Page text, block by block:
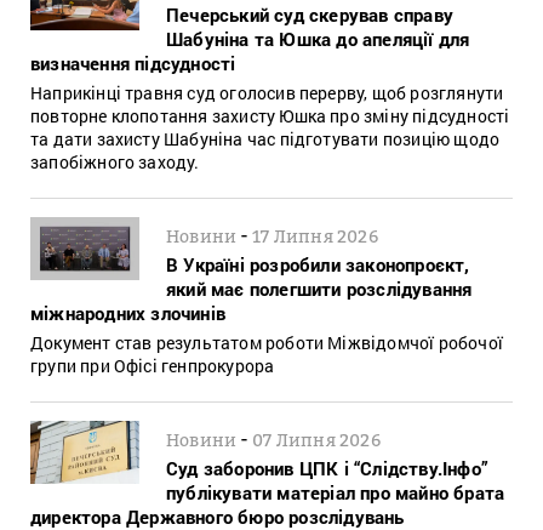
Печерський суд скерував справу
Шабуніна та Юшка до апеляції для
визначення підсудності
Наприкінці травня суд оголосив перерву, щоб розглянути
повторне клопотання захисту Юшка про зміну підсудності
та дати захисту Шабуніна час підготувати позицію щодо
запобіжного заходу.
Новини -17 Липня 2026
В Україні розробили законопроєкт,
який має полегшити розслідування
міжнародних злочинів
Документ став результатом роботи Міжвідомчої робочої
групи при Офісі генпрокурора
Новини - 07 Липня 2026
Суд заборонив ЦПК і “Слідству.Інфо”
публікувати матеріал про майно брата
директора Державного бюро розслідувань